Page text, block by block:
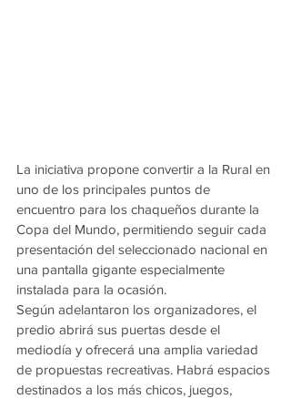
La iniciativa propone convertir a la Rural en
uno de los principales puntos de
encuentro para los chaqueños durante la
Copa del Mundo, permitiendo seguir cada
presentación del seleccionado nacional en
una pantalla gigante especialmente
instalada para la ocasión.
Según adelantaron los organizadores, el
predio abrirá sus puertas desde el
mediodía y ofrecerá una amplia variedad
de propuestas recreativas. Habrá espacios
destinados a los más chicos, juegos,